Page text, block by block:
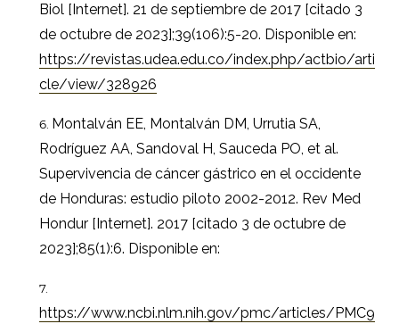
Biol [Internet]. 21 de septiembre de 2017 [citado 3
de octubre de 2023];39(106):5-20. Disponible en:
https://revistas.udea.edu.co/index.php/actbio/arti
cle/view/328926
Montalván EE, Montalván DM, Urrutia SA,
Rodríguez AA, Sandoval H, Sauceda PO, et al.
Supervivencia de cáncer gástrico en el occidente
de Honduras: estudio piloto 2002-2012. Rev Med
Hondur [Internet]. 2017 [citado 3 de octubre de
2023];85(1):6. Disponible en:
https://www.ncbi.nlm.nih.gov/pmc/articles/PMC9